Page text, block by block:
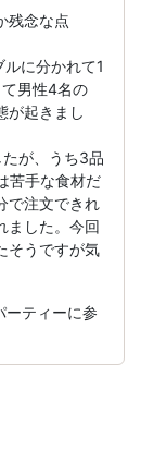
残念な点
に分かれて1
男性4名の
が起きまし
が、うち3品
苦手な食材だ
で注文できれ
ました。今回
そうですが気
ティーに参